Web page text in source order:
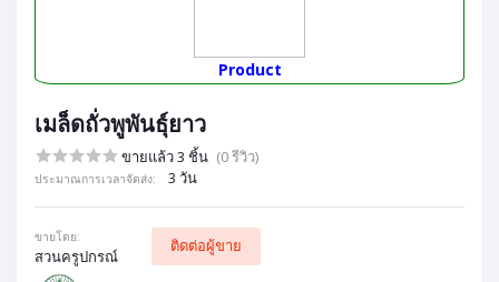
Product
เมล็ดถั่วพูพันธุ์ยาว
ขายแล้ว 3 ชิ้น (0 รีวิว)
ประมาณการเวลาจัดส่ง: 3 วัน
ขายโดย:
สวนครูปกรณ์
ติดต่อผู้ขาย